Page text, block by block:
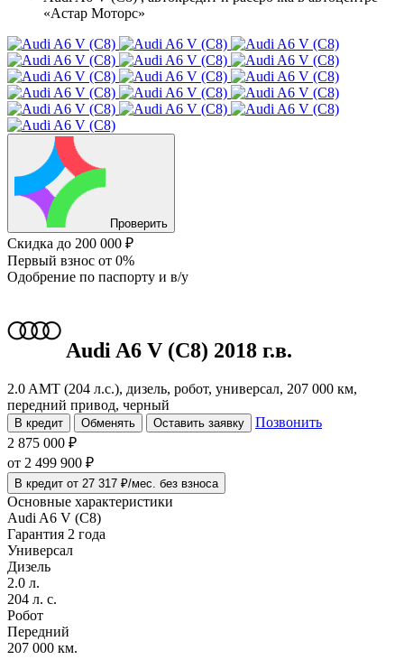
«Астар Моторс»
Проверить
Скидка до 200 000 ₽
Первый взнос от 0%
Одобрение по паспорту и в/у
Audi A6 V (C8) 2018 г.в.
2.0 AMT (204 л.с.), дизель, робот, универсал, 207 000 км,
передний привод, черный
В кредит Обменять Оставить заявку
Позвонить
2 875 000 ₽
от 2 499 900 ₽
В кредит от 27 317 ₽/мес. без взноса
Основные характеристики
Audi A6 V (C8)
Гарантия 2 года
Универсал
Дизель
2.0 л.
204 л. с.
Робот
Передний
207 000 км.